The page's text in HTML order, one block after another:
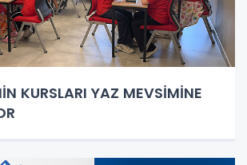
KURSLARI YAZ MEVSİMİNE